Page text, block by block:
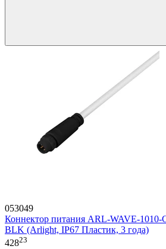
053049
Коннектор питания ARL-WAVE-
BLK (Arlight, IP67 Пластик, 3 года)
42823